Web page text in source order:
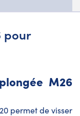
pour
M26
permet de visser